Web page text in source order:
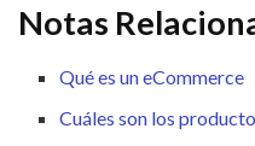
Notas
Qué es un eCommerce
Cuáles son los